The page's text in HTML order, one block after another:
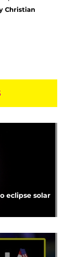
Christian
eclipse solar